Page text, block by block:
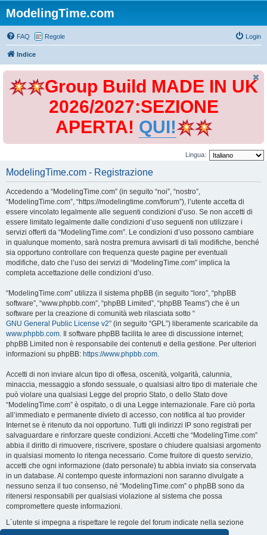
ModelingTime.com
FAQ Regole Login
Indice
Group Build MADE IN UK
2026/2027:SEZIONE
APERTA! QUI!
Lingua:
ModelingTime.com - Registrazione
Accedendo a “ModelingTime.com” (in seguito “noi”, “nostro”,
“ModelingTime.com”, “https://modelingtime.com/forum”), l’utente accetta di
essere vincolato legalmente alle seguenti condizioni d’uso. Se non accetti di
essere limitato legalmente dalle condizioni d’uso seguenti non utilizzare i
servizi offerti da “ModelingTime.com”. Le condizioni d’uso possono cambiare
in qualunque momento, sarà nostra premura avvisarti di tali modifiche, benché
sia opportuno controllare con frequenza queste pagine per eventuali
modifiche, dato che l’uso dei servizi di “ModelingTime.com” implica la
completa accettazione delle condizioni d’uso.
“ModelingTime.com” utilizza il sistema phpBB (in seguito “loro”, “phpBB
software”, “www.phpbb.com”, “phpBB Limited”, “phpBB Teams”) che è un
software per la creazione di comunità web rilasciata sotto “
GNU General Public License v2” (in seguito “GPL”) liberamente scaricabile da
www.phpbb.com. Il software phpBB facilita le aree di discussione internet;
phpBB Limited non è responsabile dei contenuti e della gestione. Per ulteriori
informazioni su phpBB: https://www.phpbb.com.
Accetti di non inviare alcun tipo di offesa, oscenità, volgarità, calunnia,
minaccia, messaggio a sfondo sessuale, o qualsiasi altro tipo di materiale che
può violare una qualsiasi Legge del proprio Stato, o dello Stato dove
“ModelingTime.com” è ospitato, o di una Legge internazionale. Fare ciò porta
all’immediato e permanente divieto di accesso, con notifica al tuo provider
Internet se è ritenuto da noi opportuno. Tutti gli indirizzi IP sono registrati per
salvaguardare e rinforzare queste condizioni. Accetti che “ModelingTime.com”
abbia il diritto di rimuovere, riscrivere, spostare o chiudere qualsiasi argomento
in qualsiasi momento lo ritenga necessario. Come fruitore di questo servizio,
accetti che ogni informazione (dato personale) tu abbia inviato sia conservata
in un database. Al contempo queste informazioni non saranno divulgate a
nessuno senza il tuo consenso, né “ModelingTime.com” o phpBB sono da
ritenersi responsabili per qualsiasi violazione al sistema che possa
compromettere queste informazioni.
L´utente si impegna a rispettare le regole del forum indicate nella sezione